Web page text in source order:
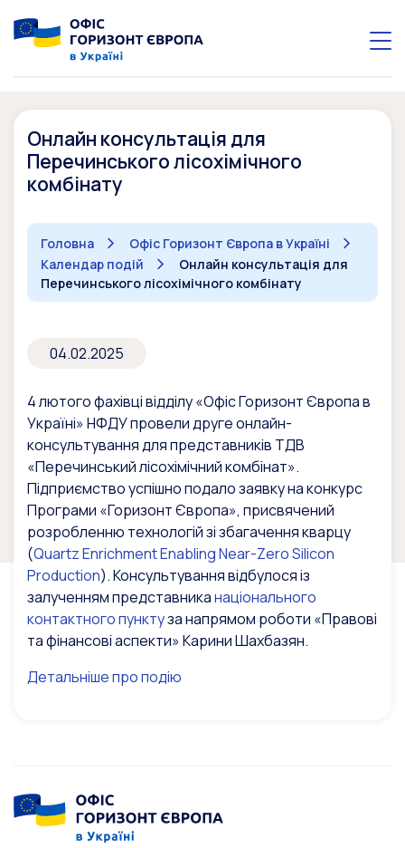
Онлайн консультація для
Перечинського лісохімічного
комбінату
Головна
Офіс Горизонт Європа в Україні
Календар подій
Онлайн консультація для
Перечинського лісохімічного комбінату
04.02.2025
4 лютого фахівці відділу «Офіс Горизонт Європа в
Україні» НФДУ провели друге онлайн-
консультування для представників ТДВ
«Перечинський лісохімічний комбінат».
Підприємство успішно подало заявку на конкурс
Програми «Горизонт Європа», присвячений
розробленню технологій зі збагачення кварцу
(Quartz Enrichment Enabling Near-Zero Silicon
Production). Консультування відбулося із
залученням представниканаціонального
контактного пунктуза напрямом роботи «Правові
та фінансові аспекти» Карини Шахбазян.
Детальніше про подію